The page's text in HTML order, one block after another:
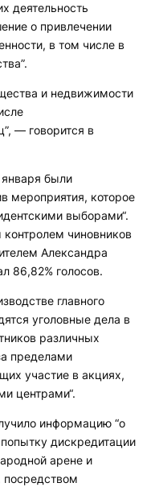
деятельность
о привлечении
в том числе в
и недвижимости
— говорится в
были
мероприятия, которое
выборами“.
чиновников
Александра
86,82% голосов.
главного
уголовные дела в
различных
пределами
участие в акциях,
центрами“.
информацию “о
дискредитации
арене и